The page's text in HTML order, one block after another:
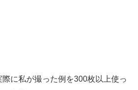
に私が撮った例を300枚以上使っ